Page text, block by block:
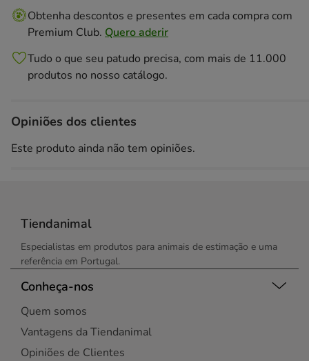
Obtenha descontos e presentes em cada compra com
Premium Club. Quero aderir
Tudo o que seu patudo precisa, com mais de 11.000
produtos no nosso catálogo.
Opiniões dos clientes
Este produto ainda não tem opiniões.
Tiendanimal
Especialistas em produtos para animais de estimação e uma
referência em Portugal.
Conheça-nos
Quem somos
Vantagens da Tiendanimal
Opiniões de Clientes